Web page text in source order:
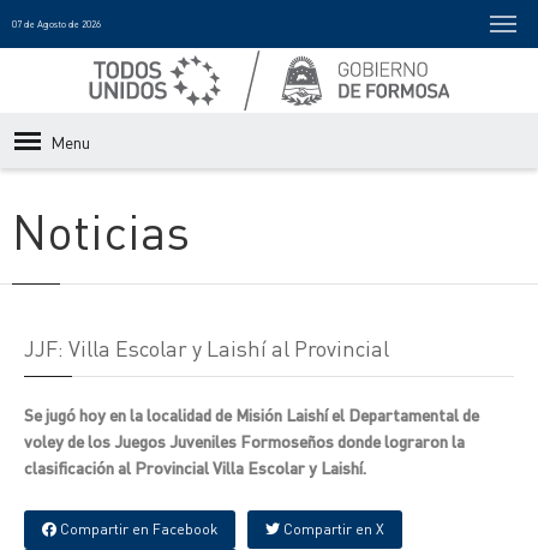
07 de Agosto de 2026
Menu
Noticias
JJF: Villa Escolar y Laishí al Provincial
Se jugó hoy en la localidad de Misión Laishí el Departamental de
voley de los Juegos Juveniles Formoseños donde lograron la
clasificación al Provincial Villa Escolar y Laishí.
Compartir en Facebook Compartir en X